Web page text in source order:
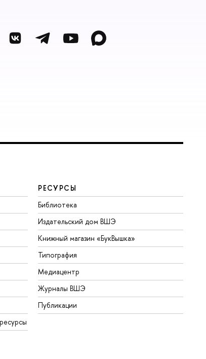
РЕСУРСЫ
Библиотека
Издательский дом ВШЭ
Книжный магазин «БукВышка»
Типография
Медиацентр
Журналы ВШЭ
Публикации